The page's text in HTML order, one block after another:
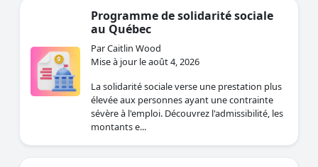
Programme de solidarité sociale
au Québec
Par Caitlin Wood
Mise à jour le août 4, 2026
La solidarité sociale verse une prestation plus
élevée aux personnes ayant une contrainte
sévère à l'emploi. Découvrez l'admissibilité, les
montants e...